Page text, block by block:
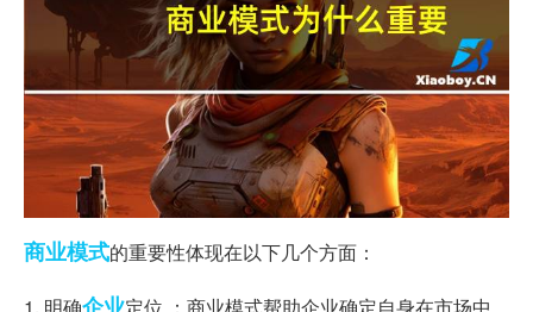
商业模式的重要性体现在以下几个方面：